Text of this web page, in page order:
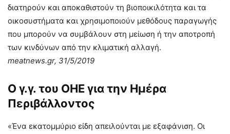
διατηρούν και αποκαθιστούν τη βιοποικιλότητα και τα
οικοσυστήματα και χρησιμοποιούν μεθόδους παραγωγής
που μπορούν να συμβάλουν στη μείωση ή την αποτροπή
των κινδύνων από την κλιματική αλλαγή.
meatnews.gr, 31/5/2019
Ο γ.γ. του ΟΗΕ για την Ημέρα
Περιβάλλοντος
«Ένα εκατομμύριο είδη απειλούνται με εξαφάνιση. Οι